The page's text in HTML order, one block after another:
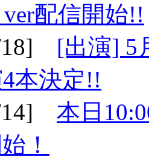
配信開始!!
18] [出演] 5
本決定!!
14] 本日
！